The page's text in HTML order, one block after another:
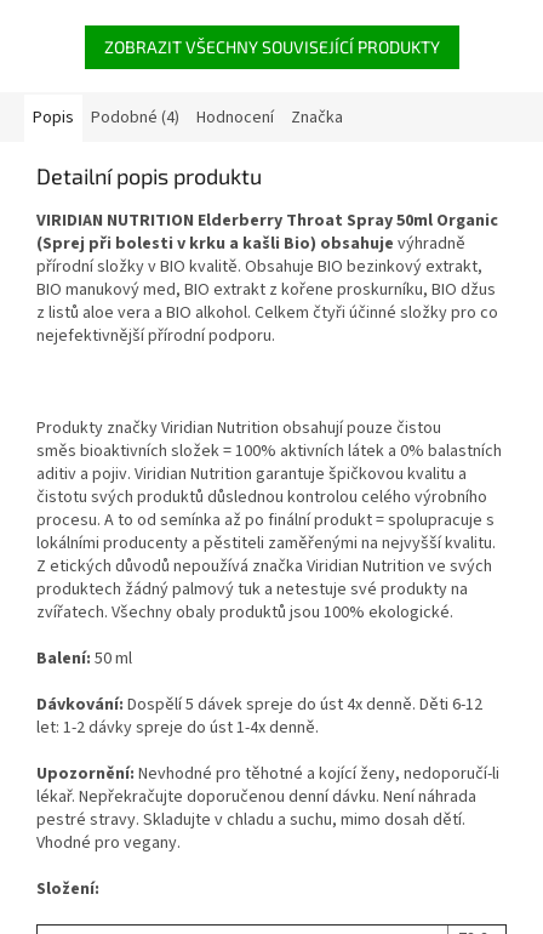
ZOBRAZIT VŠECHNY SOUVISEJÍCÍ PRODUKTY
Popis Podobné (4) Hodnocení Značka
Detailní popis produktu
VIRIDIAN NUTRITION Elderberry Throat Spray 50ml Organic
(Sprej při bolesti v krku a kašli Bio) obsahuje výhradně
přírodní složky v BIO kvalitě. Obsahuje BIO bezinkový extrakt,
BIO manukový med, BIO extrakt z kořene proskurníku, BIO džus
z listů aloe vera a BIO alkohol. Celkem čtyři účinné složky pro co
nejefektivnější přírodní podporu.
Produkty značky Viridian Nutrition obsahují pouze čistou
směs bioaktivních složek = 100% aktivních látek a 0% balastních
aditiv a pojiv. Viridian Nutrition garantuje špičkovou kvalitu a
čistotu svých produktů důslednou kontrolou celého výrobního
procesu. A to od semínka až po finální produkt = spolupracuje s
lokálními producenty a pěstiteli zaměřenými na nejvyšší kvalitu.
Z etických důvodů nepoužívá značka Viridian Nutrition ve svých
produktech žádný palmový tuk a netestuje své produkty na
zvířatech. Všechny obaly produktů jsou 100% ekologické.
Balení: 50 ml
Dávkování: Dospělí 5 dávek spreje do úst 4x denně. Děti 6-12
let: 1-2 dávky spreje do úst 1-4x denně.
Upozornění: Nevhodné pro těhotné a kojící ženy, nedoporučí-li
lékař. Nepřekračujte doporučenou denní dávku. Není náhrada
pestré stravy. Skladujte v chladu a suchu, mimo dosah dětí.
Vhodné pro vegany.
Složení: